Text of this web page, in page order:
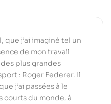
j’ai imaginé tel un
de mon travail
plus grandes
: Roger Federer. Il
j’ai passées à le
courts du monde, à